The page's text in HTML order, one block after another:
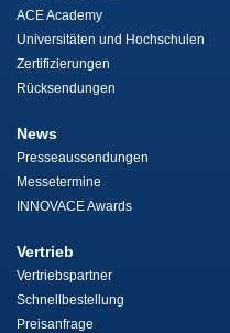
ACE Academy
Universitäten und Hochschulen
Zertifizierungen
Rücksendungen
News
Presseaussendungen
Messetermine
INNOVACE Awards
Vertrieb
Vertriebspartner
Schnellbestellung
Preisanfrage